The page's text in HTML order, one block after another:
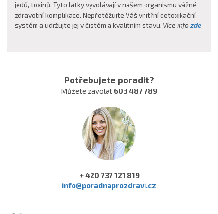
jedů, toxinů. Tyto látky vyvolávají v našem organismu vážné
zdravotní komplikace. Nepřetěžujte Váš vnitřní detoxikační
systém a udržujte jej v čistém a kvalitním stavu. Více info zde
Potřebujete poradit?
Můžete zavolat 603 487 789
+ 420 737 121 819
info@poradnaprozdravi.cz